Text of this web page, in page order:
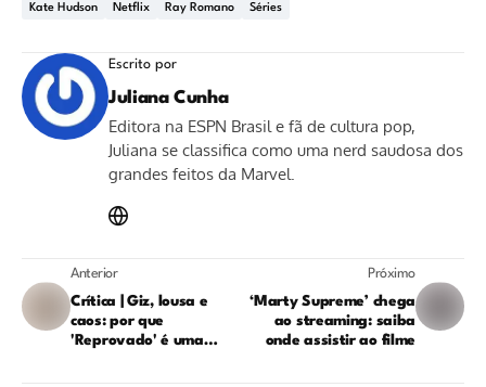
Kate Hudson Netflix Ray Romano Séries
Escrito por
Juliana Cunha
Editora na ESPN Brasil e fã de cultura pop,
Juliana se classifica como uma nerd saudosa dos
grandes feitos da Marvel.
Anterior
Crítica | Giz, lousa e
caos: por que
'Reprovado' é uma
Próximo
‘Marty Supreme’ chega
ao streaming: saiba
onde assistir ao filme